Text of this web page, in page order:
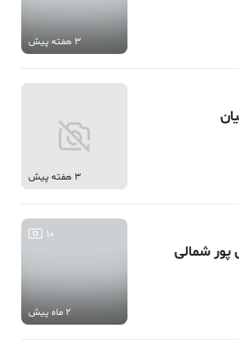
3 هفته پیش
3 هفته پیش
10
2 ماه پیش